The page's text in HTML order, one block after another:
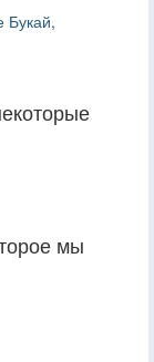
Букай,
мы